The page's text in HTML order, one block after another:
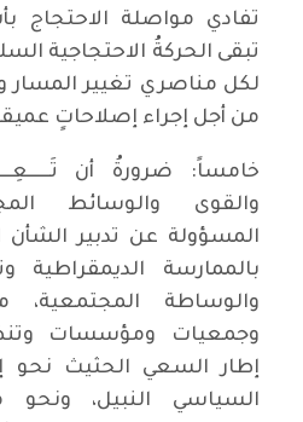
تفادي مواصلة الاحتجاج
تبقى الحركةُ الاحتجاجية
لكل مناصري تغيير
من أجل إجراء إصلاحاتٍ
خامساً: ضرورةُ أن
والقوى والوسائط
المسؤولة عن تدبير الشأن
بالممارسة الديمقراطية
والوساطة المجتمعية،
وجمعيات ومؤسسات
إطار السعي الحثيث نحو
السياسي النبيل، ونحو